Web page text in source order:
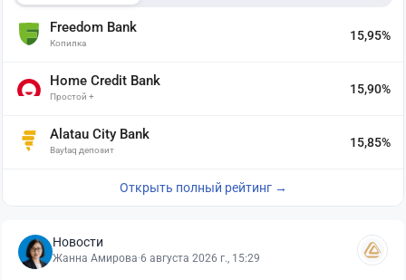
Freedom Bank
Копилка
15,95%
Home Credit Bank
Простой +
15,90%
Alatau City Bank
Baytaq депозит
15,85%
Открыть полный рейтинг →
Новости
Жанна Амирова·6 августа 2026 г., 15:29